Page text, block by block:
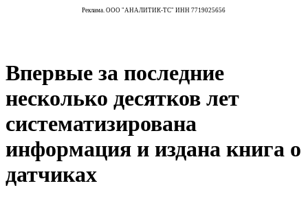
Реклама. ООО "АНАЛИТИК-ТС" ИНН 7719025656
Впервые за последние
несколько десятков лет
систематизирована
информация и издана книга о
датчиках